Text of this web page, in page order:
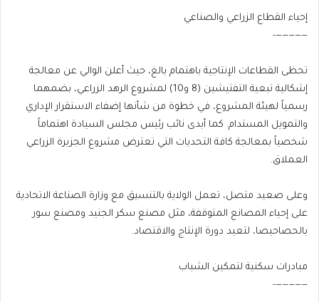
إحياء القطاع الزراعي والصناعي
—————-
تحظى القطاعات الإنتاجية باهتمام بالغ، حيث أعلن الوالي عن معالجة
إشكالية تبعية التفتيشين (8 و10) لمشروع الرهد الزراعي، بضمهما
رسمياً لهيئة المشروع، في خطوة من شأنها إضفاء الاستقرار الإداري
والتمويل المستدام. كما أبدى نائب رئيس مجلس السيادة اهتماماً
شخصياً بمعالجة كافة التحديات التي تعترض مشروع الجزيرة الزراعي
العملاق.
وعلى صعيد متصل، تعمل الولاية بالتنسيق مع وزارة الصناعة الاتحادية
على إحياء المصانع المتوقفة، مثل مصنع سكر الجنيد ومصنع سور
بالحصاحيصا، لتعيد دورة الإنتاج والاقتصاد.
مبادرات سكنية لتمكين الشباب
—————-